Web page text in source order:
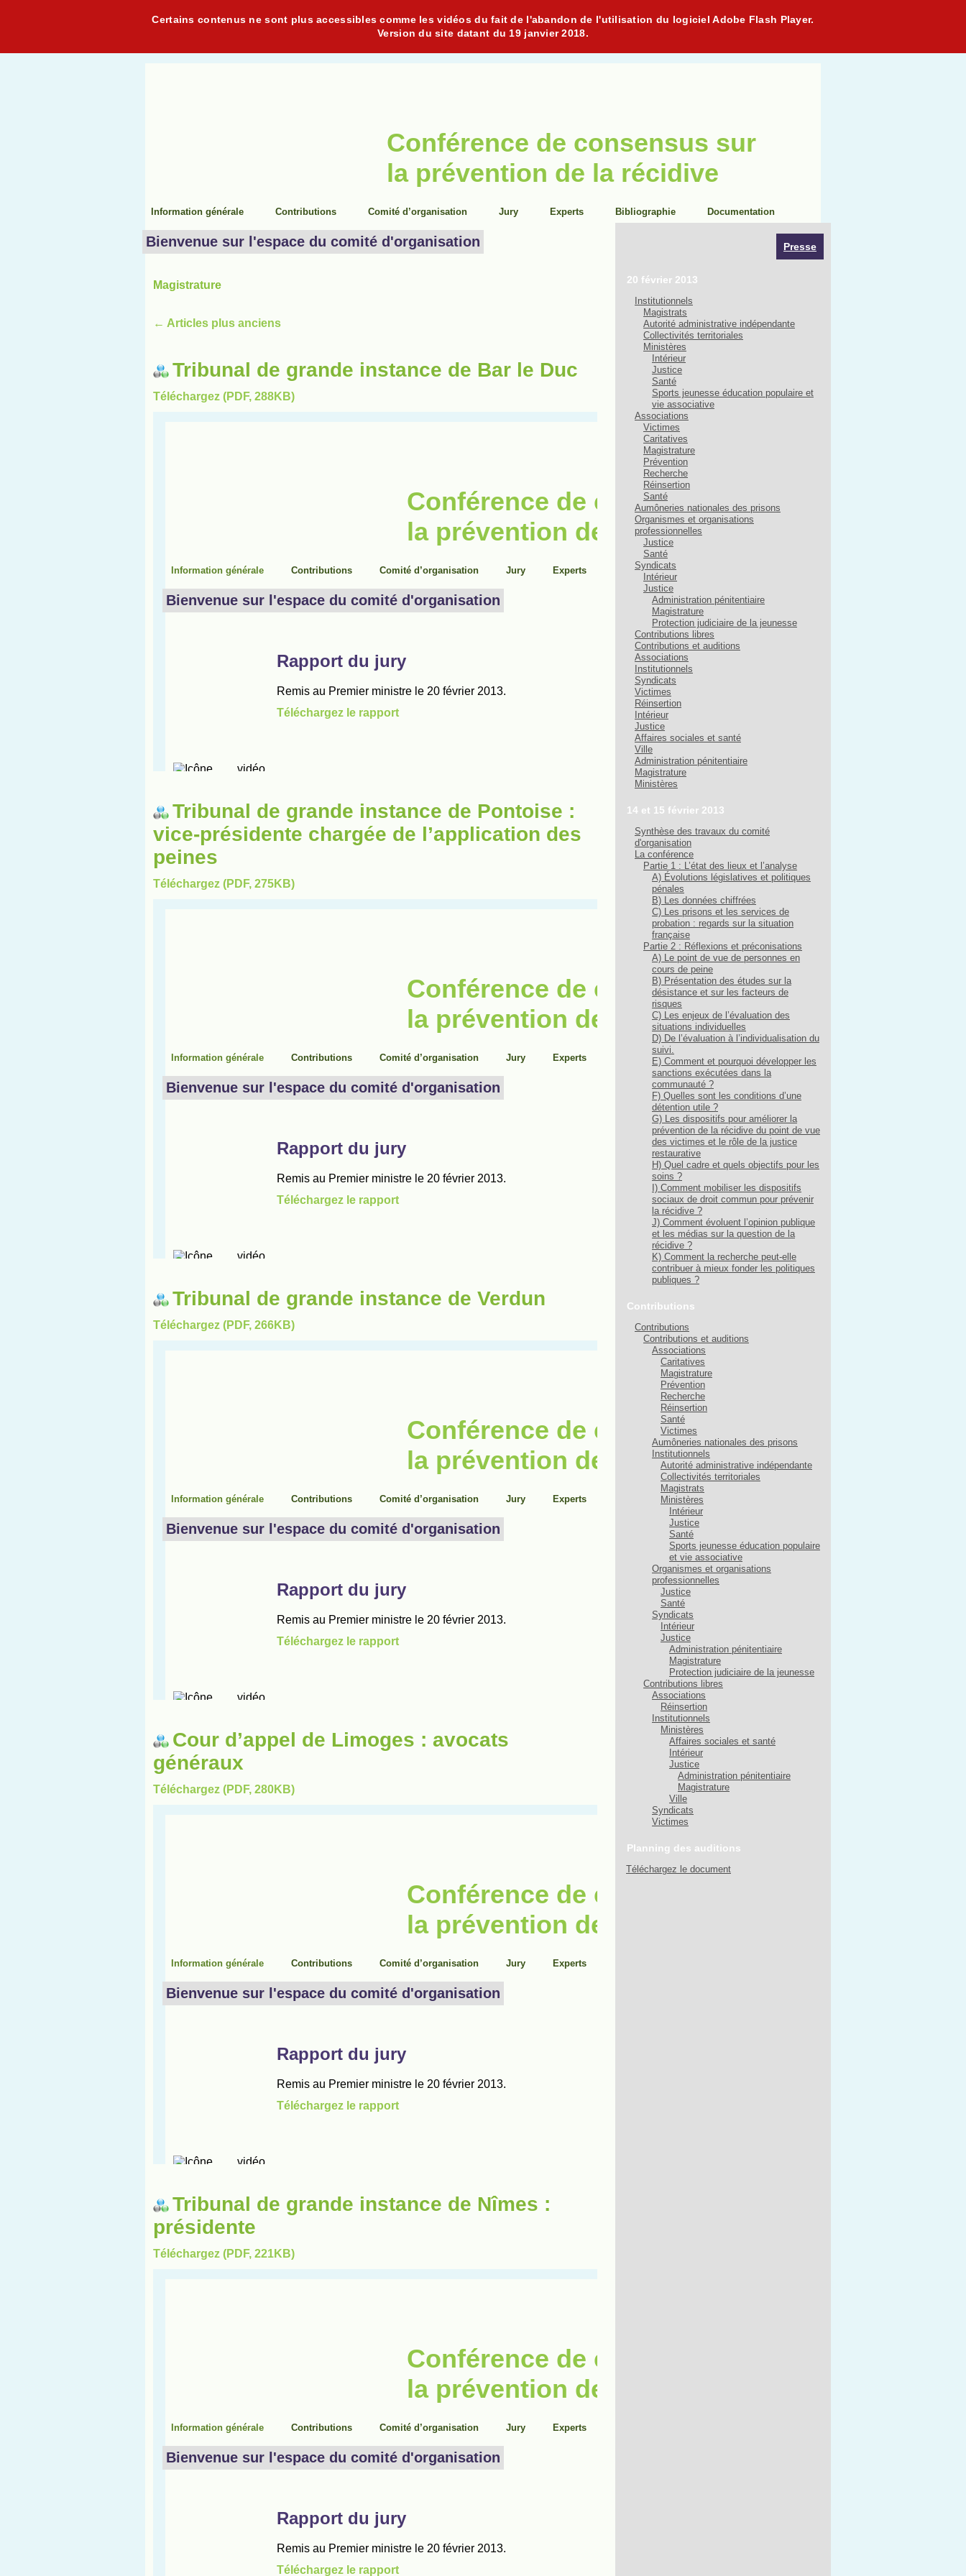
Certains contenus ne sont plus accessibles comme les vidéos du fait de l'abandon de l'utilisation du logiciel Adobe Flash Player.
Version du site datant du 19 janvier 2018.
Conférence de consensus sur
la prévention de la récidive
Information générale Contributions Comité d’organisation Jury Experts Bibliographie Documentation
Bienvenue sur l'espace du comité d'organisation
Magistrature
← Articles plus anciens
Tribunal de grande instance de Bar le Duc
Téléchargez (PDF, 288KB)
Tribunal de grande instance de Pontoise :
vice-présidente chargée de l’application des
peines
Téléchargez (PDF, 275KB)
Tribunal de grande instance de Verdun
Téléchargez (PDF, 266KB)
Cour d’appel de Limoges : avocats
généraux
Téléchargez (PDF, 280KB)
Tribunal de grande instance de Nîmes :
présidente
Téléchargez (PDF, 221KB)
Presse
20 février 2013
Institutionnels
Magistrats
Autorité administrative indépendante
Collectivités territoriales
Ministères
Intérieur
Justice
Santé
Sports jeunesse éducation populaire et
vie associative
Associations
Victimes
Caritatives
Magistrature
Prévention
Recherche
Réinsertion
Santé
Aumôneries nationales des prisons
Organismes et organisations
professionnelles
Justice
Santé
Syndicats
Intérieur
Justice
Administration pénitentiaire
Magistrature
Protection judiciaire de la jeunesse
Contributions libres
Contributions et auditions
Associations
Institutionnels
Syndicats
Victimes
Réinsertion
Intérieur
Justice
Affaires sociales et santé
Ville
Administration pénitentiaire
Magistrature
Ministères
14 et 15 février 2013
Synthèse des travaux du comité
d'organisation
La conférence
Partie 1 : L’état des lieux et l’analyse
A) Évolutions législatives et politiques
pénales
B) Les données chiffrées
C) Les prisons et les services de
probation : regards sur la situation
française
Partie 2 : Réflexions et préconisations
A) Le point de vue de personnes en
cours de peine
B) Présentation des études sur la
désistance et sur les facteurs de
risques
C) Les enjeux de l’évaluation des
situations individuelles
D) De l’évaluation à l’individualisation du
suivi.
E) Comment et pourquoi développer les
sanctions exécutées dans la
communauté ?
F) Quelles sont les conditions d’une
détention utile ?
G) Les dispositifs pour améliorer la
prévention de la récidive du point de vue
des victimes et le rôle de la justice
restaurative
H) Quel cadre et quels objectifs pour les
soins ?
I) Comment mobiliser les dispositifs
sociaux de droit commun pour prévenir
la récidive ?
J) Comment évoluent l’opinion publique
et les médias sur la question de la
récidive ?
K) Comment la recherche peut-elle
contribuer à mieux fonder les politiques
publiques ?
Contributions
Contributions
Contributions et auditions
Associations
Caritatives
Magistrature
Prévention
Recherche
Réinsertion
Santé
Victimes
Aumôneries nationales des prisons
Institutionnels
Autorité administrative indépendante
Collectivités territoriales
Magistrats
Ministères
Intérieur
Justice
Santé
Sports jeunesse éducation populaire
et vie associative
Organismes et organisations
professionnelles
Justice
Santé
Syndicats
Intérieur
Justice
Administration pénitentiaire
Magistrature
Protection judiciaire de la jeunesse
Contributions libres
Associations
Réinsertion
Institutionnels
Ministères
Affaires sociales et santé
Intérieur
Justice
Administration pénitentiaire
Magistrature
Ville
Syndicats
Victimes
Planning des auditions
Téléchargez le document